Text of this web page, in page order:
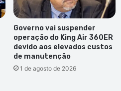
Governo vai suspender
operação do King Air 360ER
devido aos elevados custos
de manutenção
1 de agosto de 2026